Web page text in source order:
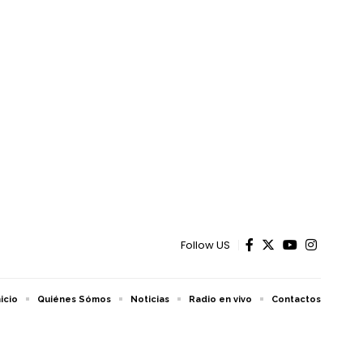
Follow US
Quiénes Sómos Noticias Radio en vivo Contactos